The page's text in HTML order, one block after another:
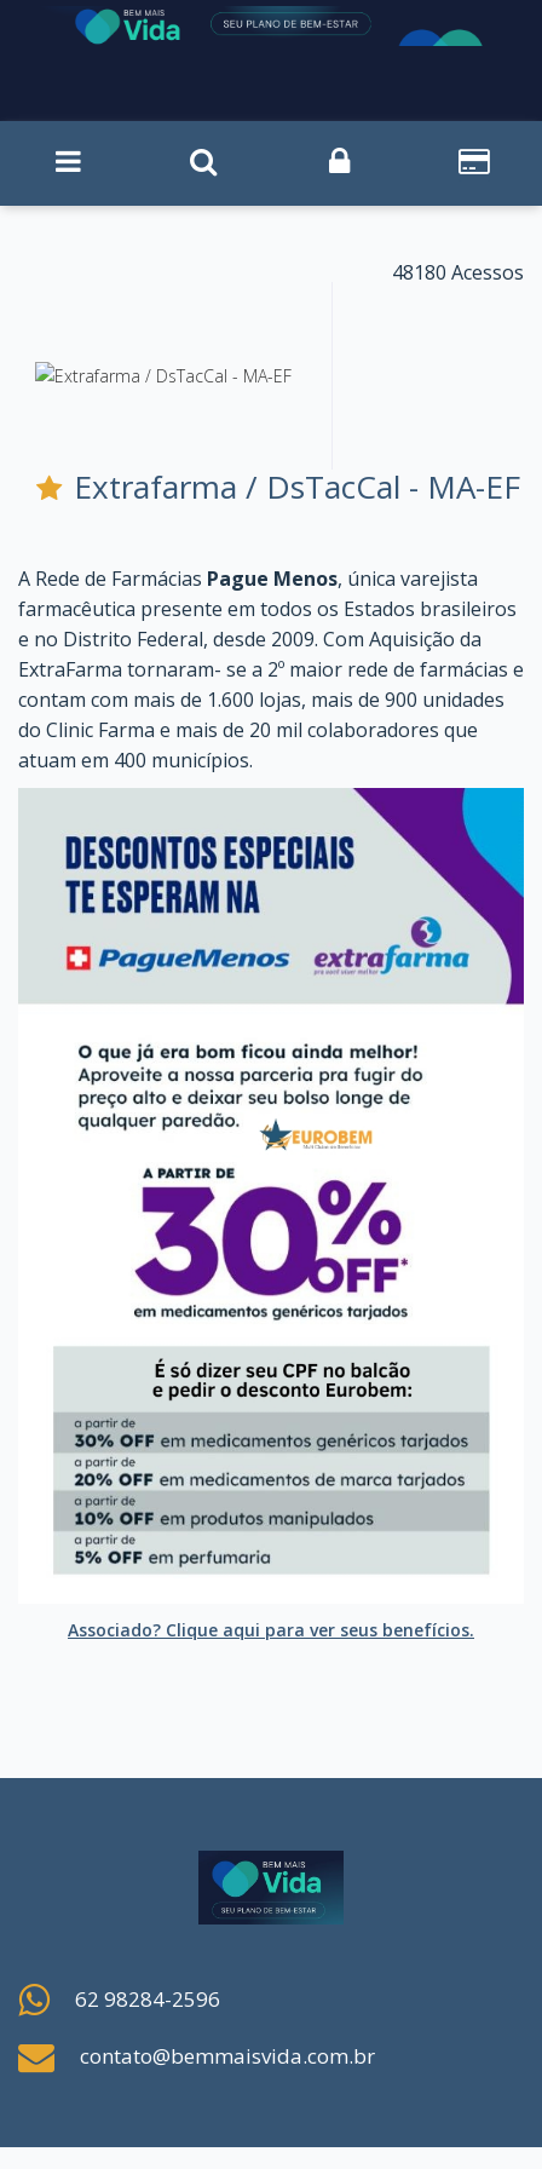
48180 Acessos
Extrafarma / DsTacCal - MA-EF
A Rede de Farmácias Pague Menos, única varejista
farmacêutica presente em todos os Estados brasileiros
e no Distrito Federal, desde 2009. Com Aquisição da
ExtraFarma tornaram- se a 2º maior rede de farmácias e
contam com mais de 1.600 lojas, mais de 900 unidades
do Clinic Farma e mais de 20 mil colaboradores que
atuam em 400 municípios.
Associado? Clique aqui para ver seus benefícios.
62 98284-2596
contato@bemmaisvida.com.br